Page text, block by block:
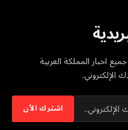
اخبار المملكة العربية
الإلكتروني.